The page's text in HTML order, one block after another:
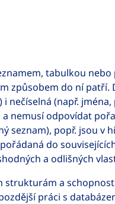
tabulkou
způsobem do ní patří.
nečíselná (např. jména,
nemusí odpovídat
seznam), popř. jsou v
do
a odlišných
strukturám a
práci s